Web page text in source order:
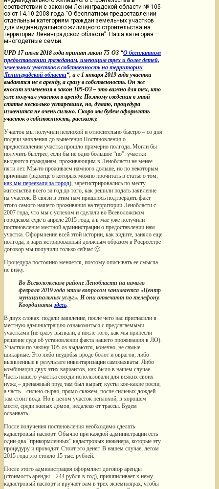
соответствии с законом Ленинградской области № 105-
оз от 14.10.2008 года “О бесплатном предоставлении
отдельным категориям граждан земельных участков
для индивидуального жилищного строительства на
территории Ленинградской области”. Наша категория –
многодетные семьи.
UPD 17 июля 2018 года принят закон 75-ОЗ “О бесплатном
предоставлении гражданам, имеющим трех и более детей,
земельных участков в собственность на территории
Ленинградской области“, и с 1 января 2019 года участки
выдаются не в аренду, а сразу в собственность. Он же
вносит изменения в закон 105-ОЗ – это важно для тех, кто
уже получил участок в аренду. Поэтому сведения в этой
статье несколько устаревшие, но, думаю, процедура
изменится не очень сильно. Скоро мы будем оформлять
участок в собственность, расскажу.
Участок мы получили неплохой и относительно быстро – со дня
подачи заявления до вынесения Постановления о
предоставлении участка прошло примерно полгода. Могли бы
получить быстрее, если бы не одно большое “но”: участки
выдаются гражданам, проживающим в Ленобласти не менее
пяти лет. Мы-то проживаем намного дольше, но по некоторым
причинам (вкратце о которых можно прочитать в статье о том,
как мы переехали за город), зарегистрировались по месту
жительства всего за год до того, как решили подать заявление
на участок. В связи в этим нам пришлось подтвердить факт
этого самого нашего проживания на территории Ленобласти с
2007 года, что мы с успехом и сделали во Всеволожском
городском суде в апреле 2015 года, а в мае уже получили
постановление местной администрации о предоставлении нам
участка. Оформление всей этой истории, как видите, заняло еще
полгода, и зарегистрированный должным образом в Росреестре
договор мы получили только сейчас 🙂
Процедура постоянно меняется, поэтому описывать ее смысла
не вижу.
Во Всеволожском районе Ленобласти на начало
февраля 2019 года этим вопросом занимается «Центр
муниципальных услуг». И они отвечают по телефону.
Координаты здесь.
В двух словах: подали заявление, после чего нас пригласили в
местную администрацию ознакомиться с предлагаемыми
участками (не сразу вызвали, а после того, как мы принесли
решение суда об установлении факта нашего проживания в ЛО).
Участки по закону 105-оз выдаются, конечно, не самые
шикарные. Это либо неудобья вроде болот и оврагов, либо
выявленные в результате инвентаризации самозахваты. Либо
комбинация двух этих вариантов, как было в нашем случае.
Часть нашего участка соседи использовали для всяких своих
нужд – дренажный пруд там был вырыт, кусты кое-какие росли,
а часть – сильно сырая, прямо скажем, после сильных дождей
там стоит вода. Но в целом участок неплохой, в хорошем
месте, среди жилых домов, недалеко от трассы. Будем
осваивать.
После получения постановления необходимо сделать
кадастровый паспорт. Обычно при каждой администрации есть
один-два “прикормленных” кадастровых инженера, которые эту
процедуру и проводят. Стоит это денег. В нашем случае, летом
2015 года это стоило 15 тыс. рублей.
После этого администрация оформляет договор аренды
(стоимость аренды – 244 рубля в год), пришпиливает к нему
кадастровый паспорт и вручает вам в трех экземплярах, чтобы